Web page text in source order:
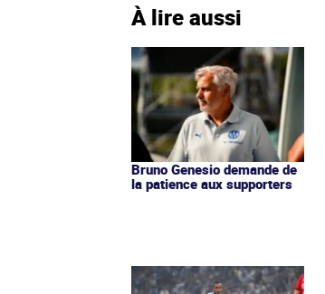
À lire aussi
Bruno Genesio demande de
la patience aux supporters